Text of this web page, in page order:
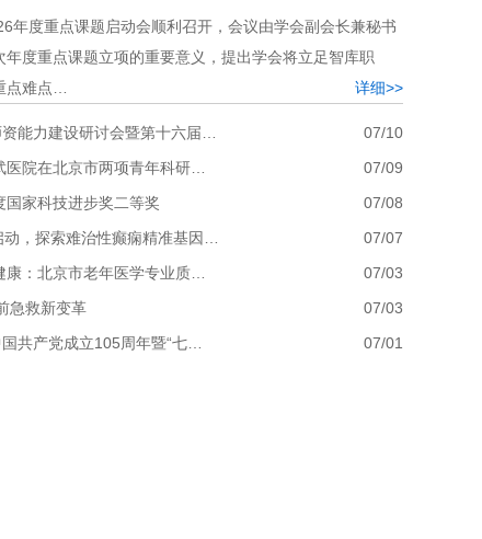
年度重点课题启动会顺利召开，会议由学会副会长兼秘书
度重点课题立项的重要意义，提出学会将立足智库职
点难点…
详细>>
07/10
能力建设研讨会暨第十六届…
07/09
院在北京市两项青年科研…
07/08
家科技进步奖二等奖
07/07
，探索难治性癫痫精准基因…
07/03
：北京市老年医学专业质…
07/03
急救新变革
07/01
共产党成立105周年暨“七…